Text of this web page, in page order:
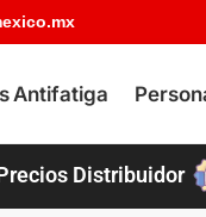
Antifatiga
Distribuidor